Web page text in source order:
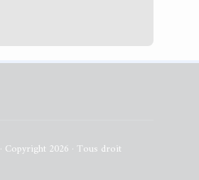
· Copyright 2026 · Tous droit